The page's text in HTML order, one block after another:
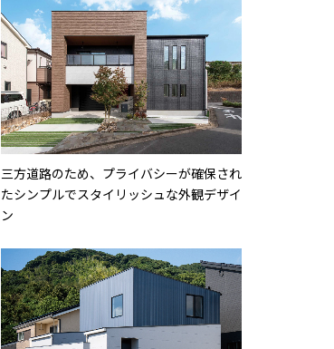
三方道路のため、プライバシーが確保され
たシンプルでスタイリッシュな外観デザイ
ン